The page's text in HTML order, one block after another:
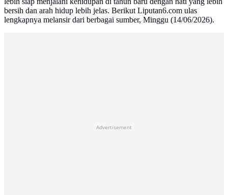
bersih dan arah hidup lebih jelas. Berikut Liputan6.com ulas
lengkapnya melansir dari berbagai sumber, Minggu (14/06/2026).
Advertisement